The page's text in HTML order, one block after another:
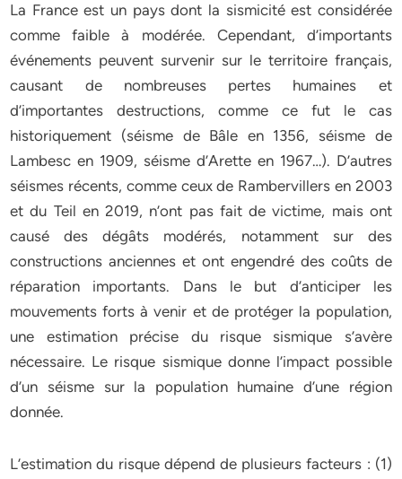
La France est un pays dont la sismicité est considérée
comme faible à modérée. Cependant, d’importants
événements peuvent survenir sur le territoire français,
causant de nombreuses pertes humaines et
d’importantes destructions, comme ce fut le cas
historiquement (séisme de Bâle en 1356, séisme de
Lambesc en 1909, séisme d’Arette en 1967…). D’autres
séismes récents, comme ceux de Rambervillers en 2003
et du Teil en 2019, n’ont pas fait de victime, mais ont
causé des dégâts modérés, notamment sur des
constructions anciennes et ont engendré des coûts de
réparation importants. Dans le but d’anticiper les
mouvements forts à venir et de protéger la population,
une estimation précise du risque sismique s’avère
nécessaire. Le risque sismique donne l’impact possible
d’un séisme sur la population humaine d’une région
donnée.
L’estimation du risque dépend de plusieurs facteurs : (1)